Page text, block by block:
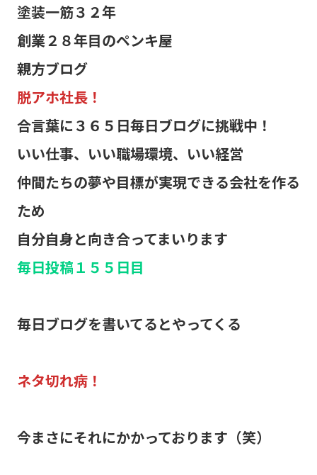
塗装一筋３２年
創業２８年目のペンキ屋
親方ブログ
脱アホ社長！
合言葉に３６５日毎日ブログに挑戦中！
いい仕事、いい職場環境、いい経営
仲間たちの夢や目標が実現できる会社を作る
ため
自分自身と向き合ってまいります
毎日投稿１５５日目
毎日ブログを書いてるとやってくる
ネタ切れ病！
今まさにそれにかかっております（笑）